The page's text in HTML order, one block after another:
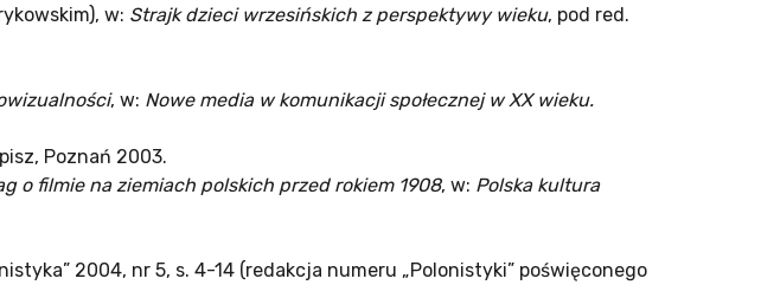
w: Strajk dzieci wrzesińskich z perspektywy wieku, pod red.
, w: Nowe media w komunikacji społecznej w XX wieku.
Poznań 2003.
o filmie na ziemiach polskich przed rokiem 1908, w: Polska kultura
2004, nr 5, s. 4-14 (redakcja numeru „Polonistyki” poświęconego